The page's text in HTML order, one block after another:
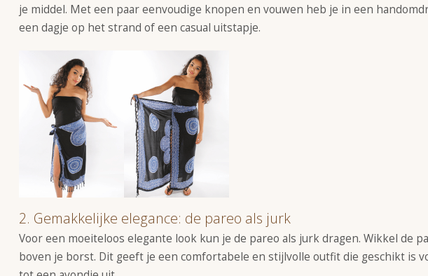
je middel. Met een paar eenvoudige knopen en vouwen heb je in een
een dagje op het strand of een casual uitstapje.
2. Gemakkelijke elegance: de pareo als jurk
Voor een moeiteloos elegante look kun je de pareo als jurk dragen. Wikkel de
boven je borst. Dit geeft je een comfortabele en stijlvolle outfit die geschikt is